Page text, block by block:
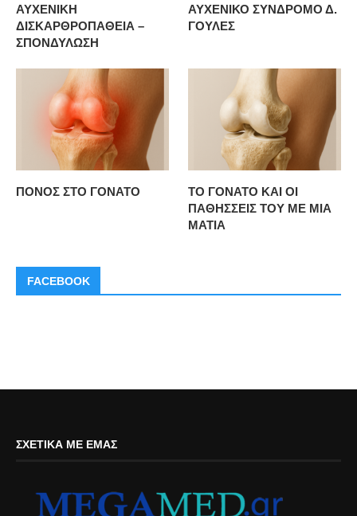
ΑΥΧΕΝΙΚΗ
ΔΙΣΚΑΡΘΡΟΠΑΘΕΙΑ –
ΣΠΟΝΔΥΛΩΣΗ
ΑΥΧΕΝΙΚΟ ΣΥΝΔΡΟΜΟ Δ.
ΓΟΥΛΕΣ
ΠΟΝΟΣ ΣΤΟ ΓΟΝΑΤΟ
ΤΟ ΓΟΝΑΤΟ ΚΑΙ ΟΙ
ΠΑΘΗΣΣΕΙΣ ΤΟΥ ΜΕ ΜΙΑ
ΜΑΤΙΑ
FACEBOOK
ΣΧΕΤΙΚΆ ΜΕ ΕΜΆΣ